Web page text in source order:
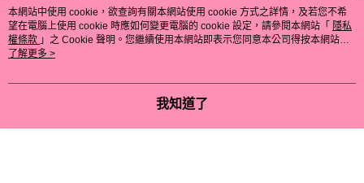
本網站中使用 cookie，欲查詢有關本網站使用 cookie 方式之詳情，及若您不希
望在電腦上使用 cookie 時應如何變更電腦的 cookie 設定，請參閱本網站「 隱私
權條款 」之 Cookie 聲明。您繼續使用本網站即表示您同意本公司得按本網站使
用條款之 Cookie 聲明使用 cookie。
了解更多 >
我知道了